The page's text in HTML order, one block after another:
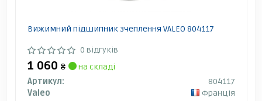
Вижимний підшипник зчеплення VALEO 804117
0 відгуків
1 060 ₴
на складі
Артикул:
804117
Valeo
Франція